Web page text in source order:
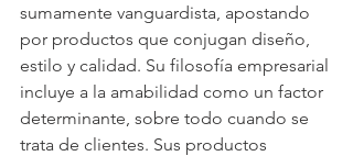
sumamente vanguardista, apostando
por productos que conjugan diseño,
estilo y calidad. Su filosofía empresarial
incluye a la amabilidad como un factor
determinante, sobre todo cuando se
trata de clientes. Sus productos